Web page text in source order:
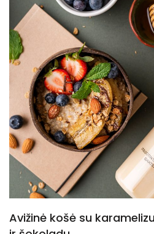
Avižinė košė su